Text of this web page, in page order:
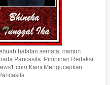
hafalan semata, namun
Pancasila. Pimpinan Redaksi
Kami Mengucapkan